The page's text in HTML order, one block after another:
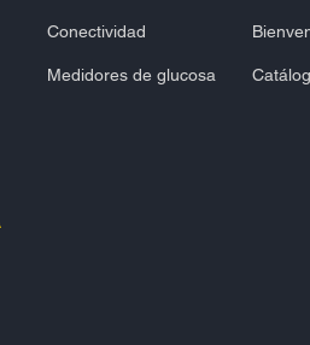
Conectividad
Medidores de glucosa